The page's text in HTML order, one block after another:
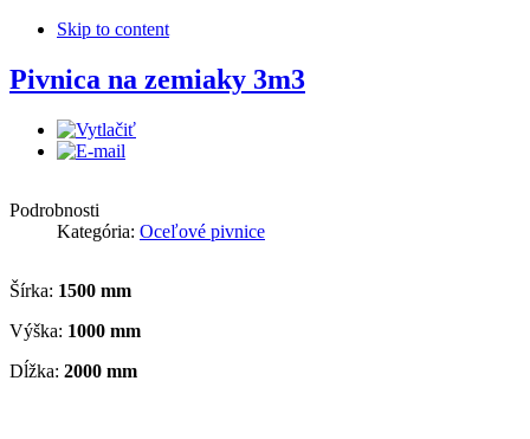
Skip to content
Pivnica na zemiaky 3m3
Podrobnosti
Kategória: Oceľové pivnice
Šírka: 1500 mm
Výška: 1000 mm
Dĺžka: 2000 mm